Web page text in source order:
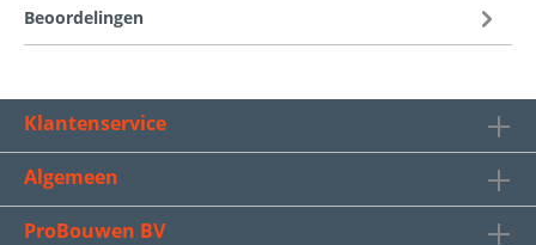
Beoordelingen
Klantenservice
Algemeen
ProBouwen BV